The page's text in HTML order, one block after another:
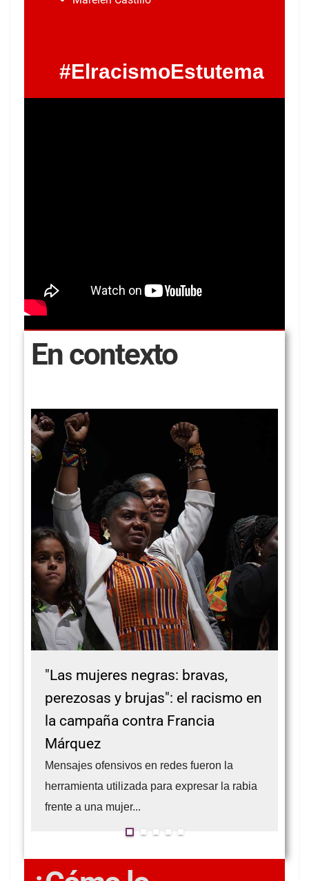
#ElracismoEstutema
En contexto
"Las mujeres negras: bravas,
perezosas y brujas": el racismo en
la campaña contra Francia
Márquez
Mensajes ofensivos en redes fueron la
herramienta utilizada para expresar la rabia
frente a una mujer...